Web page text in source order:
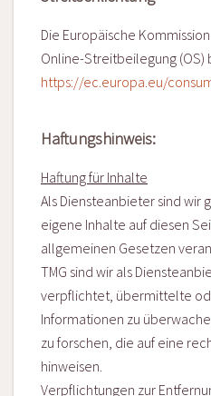
Die Europäische
Online-Streitbeilegung (OS)
https://ec.europa.eu/
Haftungshinweis:
Haftung für Inhalte
Als Diensteanbieter sind wir
eigene Inhalte auf diesen
allgemeinen Gesetzen
TMG sind wir als
verpflichtet, übermittelte
Informationen zu
zu forschen, die auf eine
hinweisen.
Verpflichtungen zur